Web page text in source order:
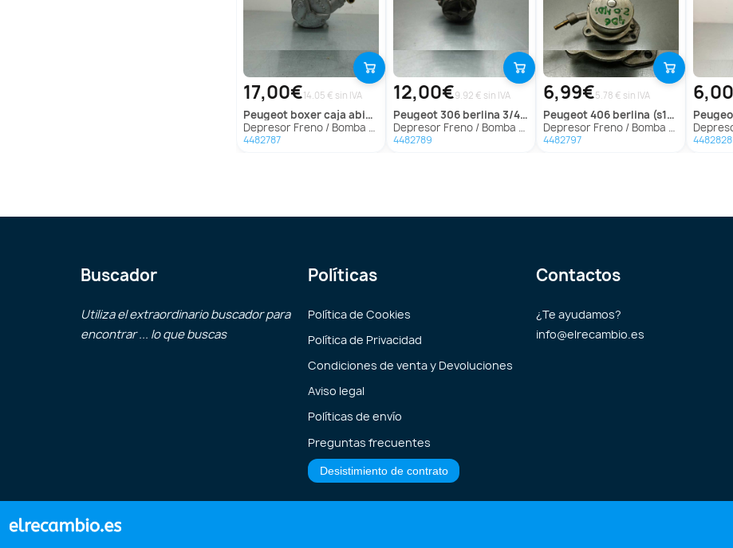
17,00€14.05 € sin IVA
peugeot boxer caja abierta (rs2850)(330)('02->)
Depresor Freno / Bomba Vacio para Peugeot Boxer Caja Abierta (Rs2850)(330)('02->)
4482787
12,00€9.92 € sin IVA
peugeot306 berlina 3/4/5 puertas (s2)
Depresor Freno / Bomba Vacio para Peugeot 306 Berlina 3/4/5 Puertas (S2)
4482789
6,99€5.78 € sin IVA
peugeot406 berlina (s1/s2)
Depresor Freno / Bomba Vacio para Peugeot 406 Berlina (S1/S2)
4482797
Depresor
4482828
Buscador
Utiliza el extraordinario buscador para
encontrar ... lo que buscas
Políticas
Política de Cookies
Política de Privacidad
Condiciones de venta y Devoluciones
Aviso legal
Políticas de envío
Preguntas frecuentes
Desistimiento de contrato
Contactos
¿Te ayudamos?
info@elrecambio.es